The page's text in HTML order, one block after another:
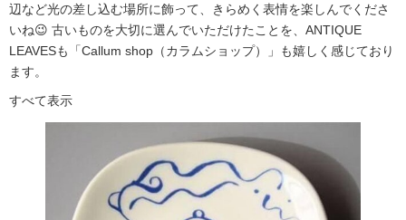
辺など光の差し込む場所に飾って、きらめく表情を楽しんでくださ
いね😉 古いものを大切に選んでいただけたことを、ANTIQUE
LEAVESも「Callum shop（カラムショップ）」も嬉しく感じており
ます。
すべて表示